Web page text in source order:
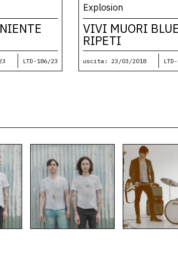
LTD-186/23
Explosion
VIVI MUORI
RIPETI
uscita: 23/03/2018